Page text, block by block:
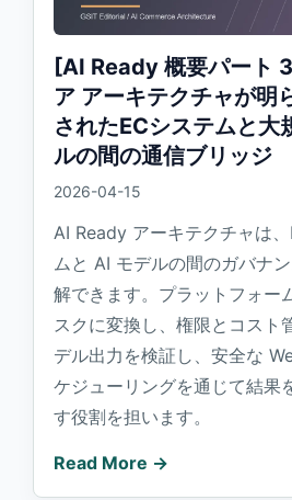
[AI Ready 概要パート
ア アーキテクチャが明
されたECシステムと大
ルの間の通信ブリッジ
2026-04-15
AI Ready アーキテクチャは
ムと AI モデルの間のガバナ
解できます。プラットフォー
スクに変換し、権限とコスト
デル出力を検証し、安全な
ケジューリングを通じて結果
す役割を担います。
Read More →